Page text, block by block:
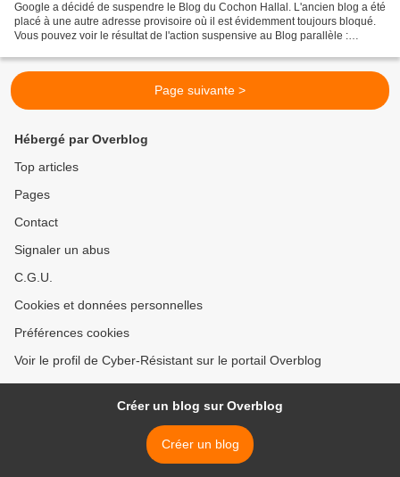
Google a décidé de suspendre le Blog du Cochon Hallal. L'ancien blog a été
placé à une autre adresse provisoire où il est évidemment toujours bloqué.
Vous pouvez voir le résultat de l'action suspensive au Blog parallèle :
Page suivante >
Hébergé par Overblog
Top articles
Pages
Contact
Signaler un abus
C.G.U.
Cookies et données personnelles
Préférences cookies
Voir le profil de Cyber-Résistant sur le portail Overblog
Créer un blog sur Overblog
Créer un blog